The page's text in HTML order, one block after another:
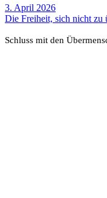
3. April 2026
Die Frei­heit, sich nicht zu
Schluss mit den